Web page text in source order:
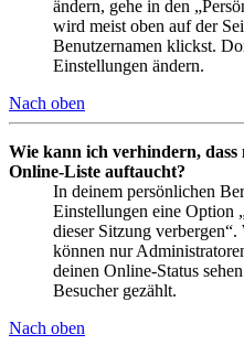
ändern, gehe in den
wird meist oben auf der
Benutzernamen klickst.
Einstellungen ändern.
Nach oben
Wie kann ich verhindern,
Online-Liste auftaucht?
In deinem persönlichen
Einstellungen eine Option
dieser Sitzung
können nur
deinen Online-Status
Besucher gezählt.
Nach oben